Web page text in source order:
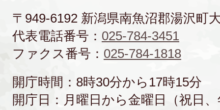
〒949-6192 新潟県南魚沼郡湯沢町
代表電話番号： 025-784-3451
ファクス番号： 025-784-1818
開庁時間：8時30分から17時15分
開庁日：月曜日から金曜日（祝日